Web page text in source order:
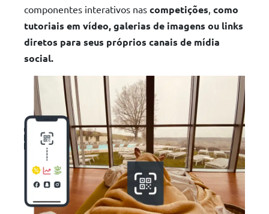
componentes interativos nas competições como
tutoriais em vídeo, galerias de imagens ou links
diretos para seus próprios canais de mídia
social.